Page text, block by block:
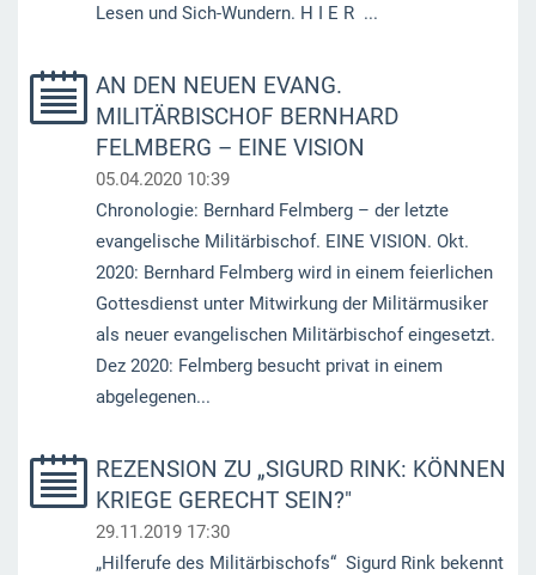
Lesen und Sich-Wundern. H I E R ...
AN DEN NEUEN EVANG.
MILITÄRBISCHOF BERNHARD
FELMBERG – EINE VISION
05.04.2020 10:39
Chronologie: Bernhard Felmberg – der letzte
evangelische Militärbischof. EINE VISION. Okt.
2020: Bernhard Felmberg wird in einem feierlichen
Gottesdienst unter Mitwirkung der Militärmusiker
als neuer evangelischen Militärbischof eingesetzt.
Dez 2020: Felmberg besucht privat in einem
abgelegenen...
REZENSION ZU „SIGURD RINK: KÖNNEN
KRIEGE GERECHT SEIN?"
29.11.2019 17:30
„Hilferufe des Militärbischofs“ Sigurd Rink bekennt